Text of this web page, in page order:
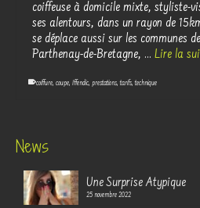
coiffeuse à domicile mixte, styliste-
ses alentours, dans un rayon de
se déplace aussi sur les communes
Parthenay-de-Bretagne, … Lire la
coiffure, coupe, Iffendic, prestations,tarifs,technique
News
Une Surprise Atypique
25 novembre 2022